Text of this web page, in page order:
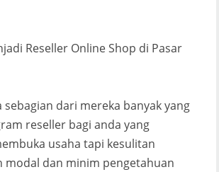
Reseller Online Shop di Pasar
sebagian dari mereka banyak yang
reseller bagi anda yang
usaha tapi kesulitan
modal dan minim pengetahuan